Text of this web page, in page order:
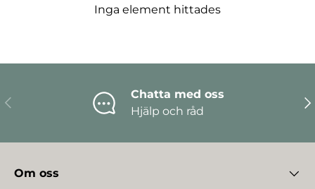
Inga element hittades
Föregående
Chatta med oss
Hjälp och råd
Om oss